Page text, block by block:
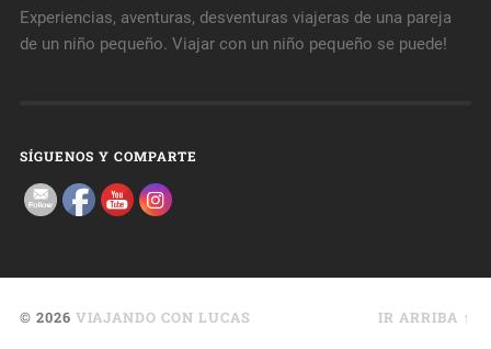
Experiencias, aventuras, desventuras viajeras de una pareja
de un niño pequeño. Viajar con un niño pequeño se puede!
SÍGUENOS Y COMPARTE
© 2026 VIAJANDO CON LUCAS IR ARRIBA ↑